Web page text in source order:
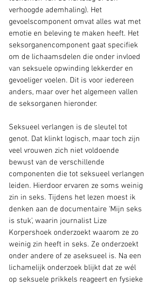
verhoogde ademhaling). Het
gevoelscomponent omvat alles wat met
emotie en beleving te maken heeft. Het
seksorganencomponent gaat specifiek
om de lichaamsdelen die onder invloed
van seksuele opwinding lekkerder en
gevoeliger voelen. Dit is voor iedereen
anders, maar over het algemeen vallen
de seksorganen hieronder.
Seksueel verlangen is de sleutel tot
genot. Dat klinkt logisch, maar toch zijn
veel vrouwen zich niet voldoende
bewust van de verschillende
componenten die tot seksueel verlangen
leiden. Hierdoor ervaren ze soms weinig
zin in seks. Tijdens het lezen moest ik
denken aan de documentaire ‘Mijn seks
is stuk’, waarin journalist Lize
Korpershoek onderzoekt waarom ze zo
weinig zin heeft in seks. Ze onderzoekt
onder andere of ze aseksueel is. Na een
lichamelijk onderzoek blijkt dat ze wél
op seksuele prikkels reageert en fysieke